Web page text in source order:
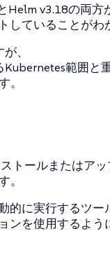
Helm v3.18の両方
していることがわ
、
Kubernetes範囲と
。
トールまたはア
。
的に実行するツー
ンを使用するよ